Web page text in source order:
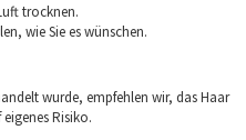
trocknen.
wie Sie es wünschen.
wurde, empfehlen wir, das Haar
Risiko.